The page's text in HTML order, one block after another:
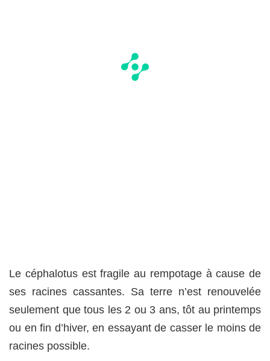
Le céphalotus est fragile au rempotage à cause de
ses racines cassantes. Sa terre n’est renouvelée
seulement que tous les 2 ou 3 ans, tôt au printemps
ou en fin d’hiver, en essayant de casser le moins de
racines possible.